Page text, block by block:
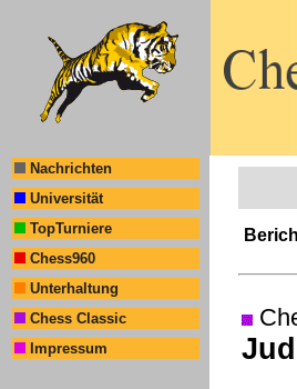
Nachrichten
Universität
TopTurniere
Chess960
Unterhaltung
Chess Classic
Impressum